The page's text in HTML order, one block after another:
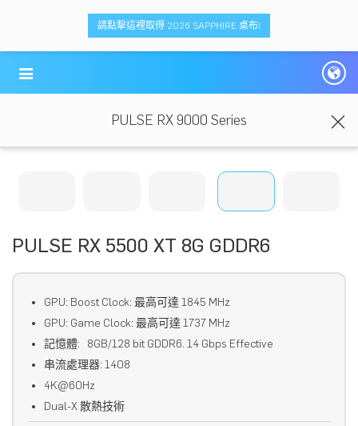
請點擊這裡取得 2026 SAPPHIRE 桌布!
PULSE RX 9000 Series
PULSE RX 5500 XT 8G GDDR6
GPU: Boost Clock: 最高可達 1845 MHz
GPU: Game Clock: 最高可達 1737 MHz
記憶體: 8GB/128 bit GDDR6. 14 Gbps Effective
串流處理器: 1408
4K@60Hz
Dual-X 散熱技術